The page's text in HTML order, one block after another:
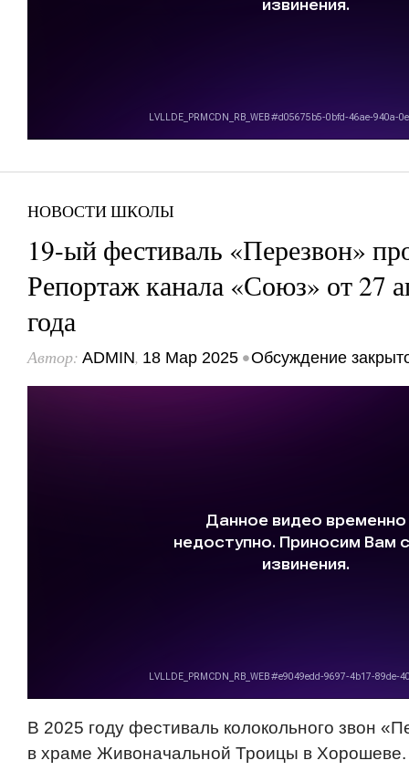
НОВОСТИ ШКОЛЫ
19-ый фестиваль «Перезвон»
Репортаж канала «Союз» от 27
года
Автор: ADMIN, 18 Мар 2025 •Обсуждение
В 2025 году фестиваль колокольного звон
в храме Живоначальной Троицы в Хорошеве.